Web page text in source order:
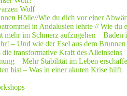
Wolf
Hölle//Wie du dich vor einer
in Andalusien lehrte // Wie du
mehr im Schmerz aufzugehen – Baden
– Und wie der Esel aus dem Brunnen
transformative Kraft des Alleinseins
– Mehr Stabilität im Leben
bist – Was in einer akuten Krise hilft